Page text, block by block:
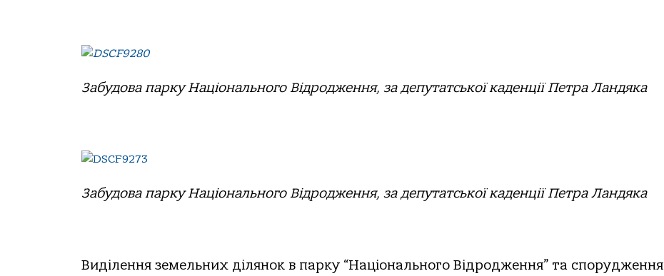
Забудова парку Національного Відродження, за депутатської каденції Петра Ландяка
Забудова парку Національного Відродження, за депутатської каденції Петра Ландяка
Виділення земельних ділянок в парку “Національного Відродження” та спорудження